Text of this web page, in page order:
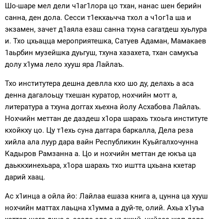
Шо-шаре мел дели ч1аг1лора цо тхан, нанас шен берийн
санна, ден дола. Сесси т1екхаьчча тхол а ч1ог1а ша и
экзамен, зачет д1аяла езаш санна тхуна сагатдеш хуьлура
и. Тхо цхьацца мероприятешка, Сатуев Адаман, Мамакаев
1аьрбин музейшка дуьгуш, тхуна хазахета, тхан самукъа
долу х1ума лело хууш яра Лайлаъ.
Тхо институтера дешна девлла кхо шо ду, делахь а аса
денна дагалоьцу тхешан куратор, нохчийн мотт а,
литература а тхуна доггах хьехна йолу Асхабова Лайлаъ.
Нохчийн меттан де даздеш х1ора шарахь тхоьга институте
кхойкху цо. Цу т1ехь суна даггара баркалла, Дела реза
хийла ала луур дара вайн Республикин Куьйгалхочунна
Кадыров Рамзанна а. Цо и нохчийн меттан де юкъа ца
даьккхинехьара, х1ора шарахь тхо иштта цхьана кхетар
дарий хаац.
Ас х1инца а ойла йо: Лайлаа ешаза книга а, цунна ца хууш
нохчийн маттах лаьцна х1умма а дуй-те, олий. Ахьа х1уъа